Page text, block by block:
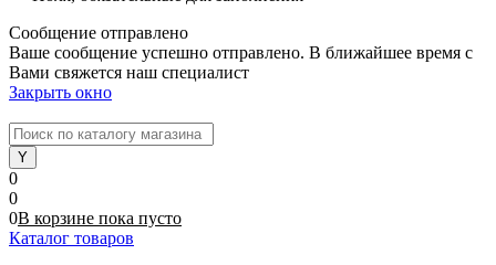
Сообщение отправлено
Ваше сообщение успешно отправлено. В ближайшее время с
Вами свяжется наш специалист
Закрыть окно
0
0
0В корзине пока пусто
Каталог товаров